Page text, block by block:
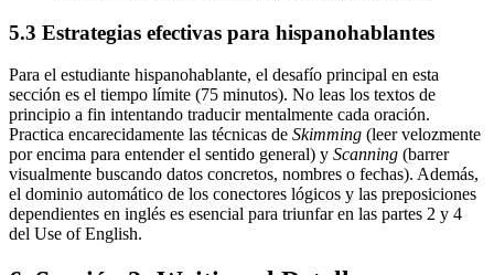
5.3 Estrategias efectivas para hispanohablantes
Para el estudiante hispanohablante, el desafío principal en esta
sección es el tiempo límite (75 minutos). No leas los textos de
principio a fin intentando traducir mentalmente cada oración.
Practica encarecidamente las técnicas de Skimming (leer velozmente
por encima para entender el sentido general) y Scanning (barrer
visualmente buscando datos concretos, nombres o fechas). Además,
el dominio automático de los conectores lógicos y las preposiciones
dependientes en inglés es esencial para triunfar en las partes 2 y 4
del Use of English.